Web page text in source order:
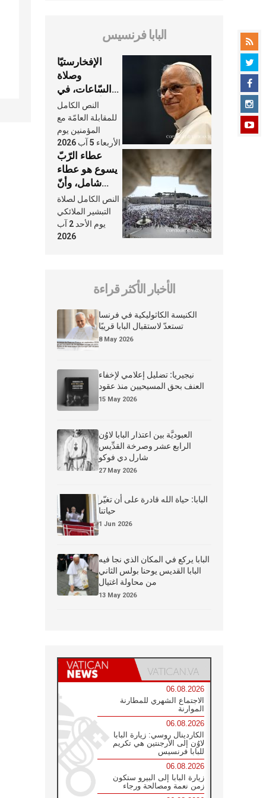
البابا فرنسيس
الإفخارستيّا
وصلاة
السّاعات، في
كلّ أسبوع وكلّ
يوم، هما النَّفَس
في حياة
الكنيسة
النص الكامل
للمقابلة العامّة مع
المؤمنين يوم
الأربعاء 5 آب 2026
عطاء الرّبّ
يسوع هو عطاء
شامل، وأنّ
عنايته بنا لا
تغيب عنّا أبدًا
النص الكامل لصلاة
التبشير الملائكي
يوم الأحد 2 آب
2026
الأخبار الأكثر قراءة
الكنيسة الكاثوليكية في فرنسا
تستعدّ لاستقبال البابا قريبًا
8 May 2026
نيجيريا: تضليل إعلامي لإخفاء
العنف بحق المسيحيين منذ عقود
15 May 2026
العبوديَّة بين اعتذار البابا لاوُن
الرابع عشر وصرخة القدِّيس
شارل دي فوكو
27 May 2026
البابا: حياة الله قادرة على أن تغيّر
حياتنا
1 Jun 2026
البابا يركع في المكان الذي نجا فيه
البابا القديس يوحنا بولس الثاني
من محاولة اغتيال
13 May 2026
06.08.2026
الاجتماع الشهري للمطارنة
الموارنة
06.08.2026
الكاردينال روسي: زيارة البابا
لاوُن إلى الأرجنتين هي تكريم
للبابا فرنسيس
06.08.2026
زيارة البابا إلى البيرو ستكون
زمن نعمة ومصالحة ورجاء